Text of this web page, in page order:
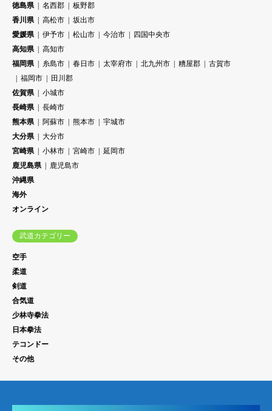
徳島県
名西郡
板野郡
香川県
高松市
坂出市
愛媛県
伊予市 松山市 今治市
四国中央市
高知県
高知市
福岡県
糸島市 春日市 太宰府市 北九州市 糟屋郡
古賀市
福岡市
田川郡
佐賀県
小城市
長崎県
長崎市
熊本県
阿蘇市 熊本市
宇城市
大分県
大分市
宮崎県
小林市 宮崎市
延岡市
鹿児島県
鹿児島市
沖縄県
海外
オンライン
武道カテゴリー
空手
柔道
剣道
合気道
少林寺拳法
日本拳法
テコンドー
その他